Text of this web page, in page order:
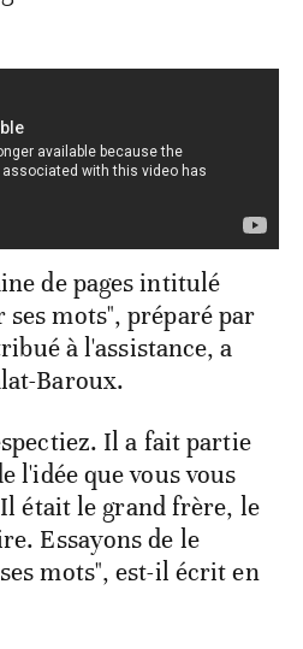
de pages intitulé
ses mots", préparé par
à l'assistance, a
Baroux.
Il a fait partie
l'idée que vous vous
était le grand frère, le
Essayons de le
mots", est-il écrit en